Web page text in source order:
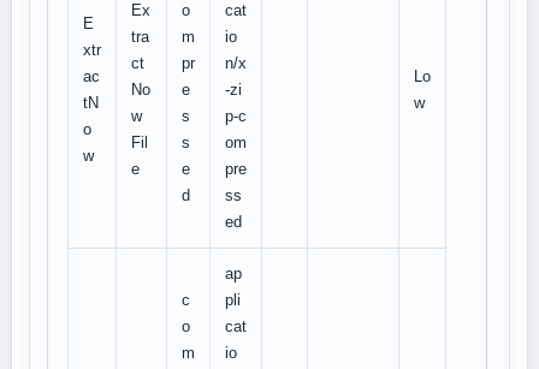
E
xtr
ac
tN
o
w
Ex
tra
ct
No
w
Fil
e
o
m
pr
e
s
s
e
d
cat
io
n/x
-zi
p-c
om
pre
ss
ed
Lo
w
c
o
m
ap
pli
cat
io